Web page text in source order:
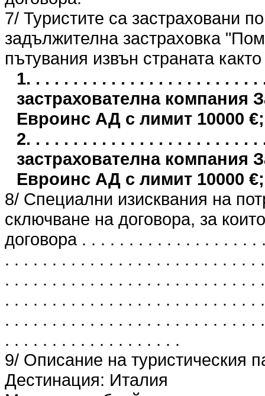
7/ Туристите са застраховани
задължителна застраховка
пътувания извън страната
1. . . . . . . . . . . . . . . . . . . . . . . .
застрахователна компания
Евроинс АД с лимит 10000 €;
2. . . . . . . . . . . . . . . . . . . . . . . .
застрахователна компания
Евроинс АД с лимит 10000 €;
8/ Специални изисквания на
сключване на договора, за
договора . . . . . . . . . . . . . . . . . .
. . . . . . . . . . . . . . . . . . . . . . . . . .
. . . . . . . . . . . . . . . . . . . . . . . . . .
. . . . . . . . . . . . . . . . . . . . . . . . . .
. . . . . . . . . . . . . . . . . . . . . . . . . .
. . . . . . . . . . . . . . . . . . .
9/ Описание на туристическия
Дестинация: Италия